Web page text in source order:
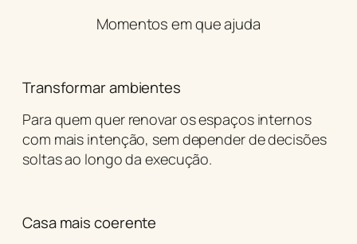
Momentos em que ajuda
Transformar ambientes
Para quem quer renovar os espaços internos
com mais intenção, sem depender de decisões
soltas ao longo da execução.
Casa mais coerente